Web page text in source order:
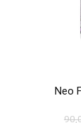
Neo